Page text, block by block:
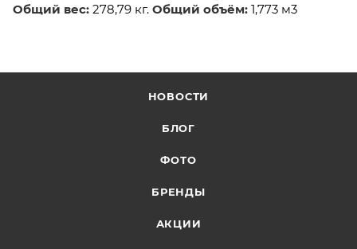
Общий вес: 278,79 кг. Общий объём: 1,773 м3
НОВОСТИ
БЛОГ
ФОТО
БРЕНДЫ
АКЦИИ